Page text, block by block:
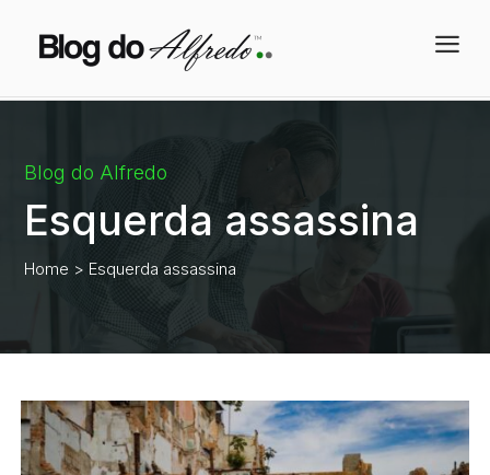
a
Blog do Alfredo
Esquerda assassina
Home > Esquerda assassina